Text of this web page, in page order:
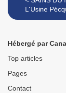
L'Usine
Hébergé par
Top articles
Pages
Contact